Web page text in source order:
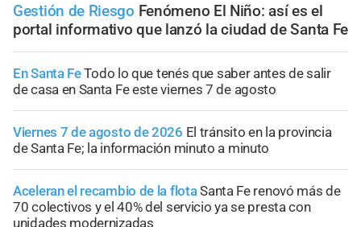
Gestión de Riesgo Fenómeno El Niño: así es el
portal informativo que lanzó la ciudad de Santa Fe
En Santa FeTodo lo que tenés que saber antes de salir
de casa en Santa Fe este viernes 7 de agosto
Viernes 7 de agosto de 2026 El tránsito en la provincia
de Santa Fe; la información minuto a minuto
Aceleran el recambio de la flotaSanta Fe renovó más de
70 colectivos y el 40% del servicio ya se presta con
unidades modernizadas